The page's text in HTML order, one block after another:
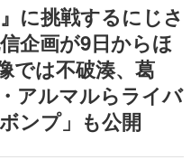
い。『赫本』は、〈試験問題〉
説集です。
市場を担う若きクリエイター達
に挑戦するにじさ
企画が9日からほ
では不破湊、葛
アルマルらライバ
ンプ」も公開